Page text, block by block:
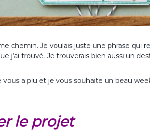
chemin. Je voulais juste une phrase qui
j’ai trouvé. Je trouverais bien aussi un
vous a plu et je vous souhaite un beau
le projet